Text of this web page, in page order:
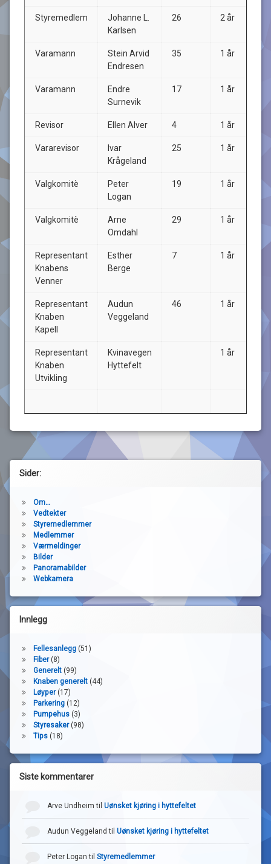
Styremedlem
Johanne L.
Karlsen
26 2 år
Varamann
Stein Arvid
Endresen
35 1 år
Varamann
Endre
Surnevik
17 1 år
Revisor Ellen Alver 4 1 år
Vararevisor
Ivar
Krågeland
25 1 år
Valgkomitè
Peter
Logan
19 1 år
Valgkomitè
Arne
Omdahl
29 1 år
Representant
Knabens
Venner
Esther
Berge
7 1 år
Representant
Knaben
Kapell
Audun
Veggeland
46 1 år
Representant
Knaben
Utvikling
Kvinavegen
Hyttefelt
1 år
Sider:
Om…
Vedtekter
Styremedlemmer
Medlemmer
Værmeldinger
Bilder
Panoramabilder
Webkamera
Innlegg
Fellesanlegg(51)
Fiber(8)
Generelt(99)
Knaben generelt(44)
Løyper(17)
Parkering(12)
Pumpehus(3)
Styresaker(98)
Tips(18)
Siste kommentarer
Arve Undheim til Uønsket kjøring i hyttefeltet
Audun Veggeland til Uønsket kjøring i hyttefeltet
Peter Logan til Styremedlemmer